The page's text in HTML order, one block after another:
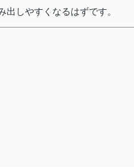
しやすくなるはずです。